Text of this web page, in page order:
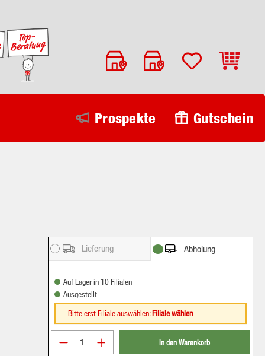
Prospekte Gutschein
Lieferung Abholung
Auf Lager in 10 Filialen
Ausgestellt
Bitte erst Filiale auswählen:Filiale wählen
Produkt Anzahl: Gib den gewünschten
In den Warenkorb